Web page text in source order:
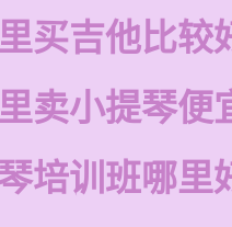
买吉他比较
卖小提琴便
培训班哪里